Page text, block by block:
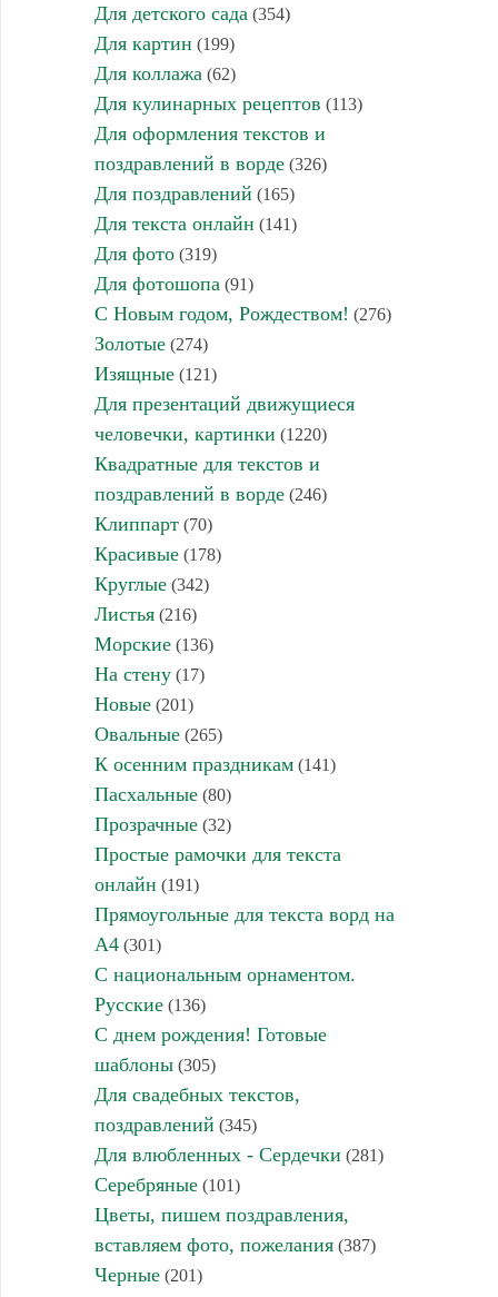
Для детского сада (354)
Для картин (199)
Для коллажа (62)
Для кулинарных рецептов (113)
Для оформления текстов и
поздравлений в ворде(326)
Для поздравлений (165)
Для текста онлайн (141)
Для фото(319)
Для фотошопа (91)
С Новым годом, Рождеством! (276)
Золотые(274)
Изящные(121)
Для презентаций движущиеся
человечки, картинки (1220)
Квадратные для текстов и
поздравлений в ворде(246)
Клиппарт(70)
Красивые(178)
Круглые(342)
Листья(216)
Морские(136)
На стену(17)
Новые(201)
Овальные(265)
К осенним праздникам(141)
Пасхальные(80)
Прозрачные(32)
Простые рамочки для текста
онлайн (191)
Прямоугольные для текста ворд на
А4(301)
С национальным орнаментом.
Русские(136)
С днем рождения! Готовые
шаблоны(305)
Для свадебных текстов,
поздравлений (345)
Для влюбленных - Сердечки (281)
Серебряные(101)
Цветы, пишем поздравления,
вставляем фото, пожелания(387)
Черные(201)